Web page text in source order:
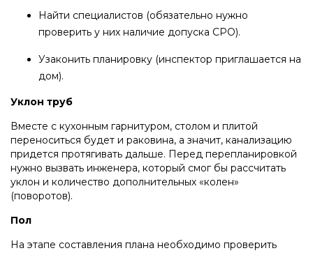
Найти специалистов (обязательно нужно
проверить у них наличие допуска СРО).
Узаконить планировку (инспектор приглашается на
дом).
Уклон труб
Вместе с кухонным гарнитуром, столом и плитой
переноситься будет и раковина, а значит, канализацию
придется протягивать дальше. Перед перепланировкой
нужно вызвать инженера, который смог бы рассчитать
уклон и количество дополнительных «колен»
(поворотов).
Пол
На этапе составления плана необходимо проверить